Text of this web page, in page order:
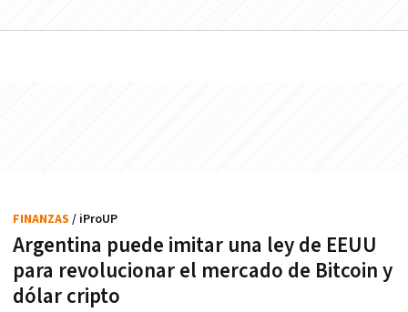
Argentina puede imitar una ley de EEUU
para revolucionar el mercado de Bitcoin y
dólar cripto
FINANZAS / iProUP